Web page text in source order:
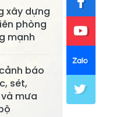
Lĩnh
Nhân
Bà
xây dựng
phòng
mạnh
báo
sét,
mưa